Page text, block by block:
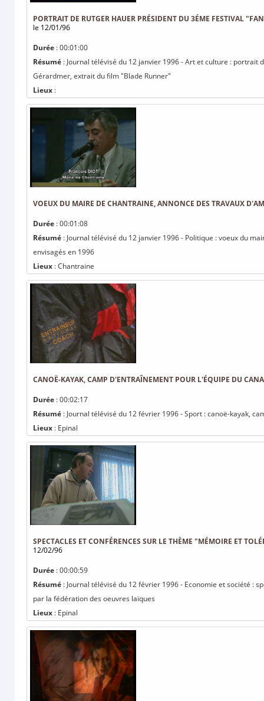
PORTRAIT DE RUTGER HAUER PRÉSIDENT DU 3ÉME FESTIVAL
le 12/01/96
Durée : 00:01:00
Résumé : Journal télévisé du 12 janvier 1996 - Art et culture :
Gérardmer, extrait du film "Blade Runner"
Lieux :
VOEUX DU MAIRE DE CHANTRAINE, ANNONCE DES TRAVAUX
Durée : 00:01:08
Résumé : Journal télévisé du 12 janvier 1996 - Politique : voeux du
envisagés en 1996
Lieux : Chantraine
CANOË-KAYAK, CAMP D'ENTRAÎNEMENT POUR L'ÉQUIPE DU
Durée : 00:02:17
Résumé : Journal télévisé du 12 février 1996 - Sport : canoë-kayak,
Lieux : Epinal
SPECTACLES ET CONFÉRENCES SUR LE THÈME "MÉMOIRE ET
12/02/96
Durée : 00:00:59
Résumé : Journal télévisé du 12 février 1996 - Economie et société :
par la fédération des oeuvres laïques
Lieux : Epinal